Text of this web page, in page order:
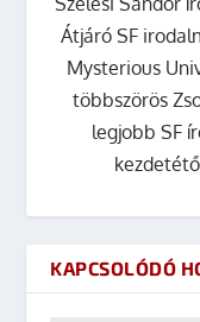
Átjáró SF
Mysterious
többszörös
legjobb SF
KAPCSOLÓDÓ